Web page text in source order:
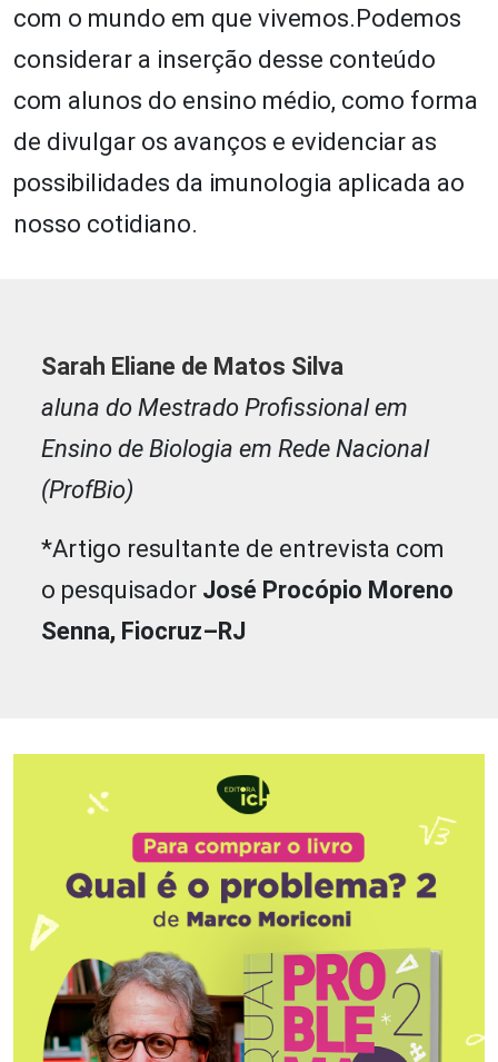
com o mundo em que vivemos.Podemos
considerar a inserção desse conteúdo
com alunos do ensino médio, como forma
de divulgar os avanços e evidenciar as
possibilidades da imunologia aplicada ao
nosso cotidiano.
Sarah Eliane de Matos Silva
aluna do Mestrado Profissional em
Ensino de Biologia em Rede Nacional
(ProfBio)
*Artigo resultante de entrevista com
o pesquisador José Procópio Moreno
Senna, Fiocruz–RJ